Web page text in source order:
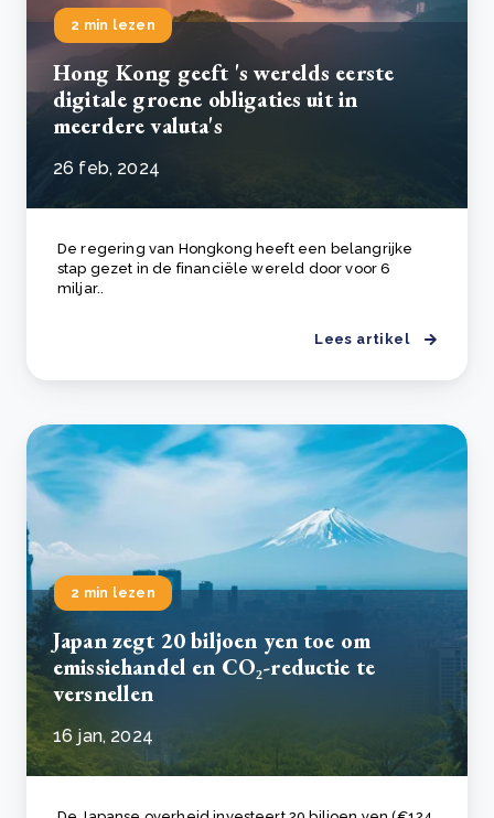
2 min lezen
Hong Kong geeft 's werelds eerste
digitale groene obligaties uit in
meerdere valuta's
26 feb, 2024
De regering van Hongkong heeft een belangrijke
stap gezet in de financiële wereld door voor 6
miljar..
Lees artikel
2 min lezen
Japan zegt 20 biljoen yen toe om
emissiehandel en CO₂-reductie te
versnellen
16 jan, 2024